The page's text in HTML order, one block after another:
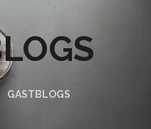
GASTBLOGS